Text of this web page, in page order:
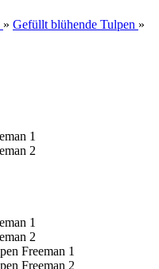
» Gefüllt blühende Tulpen »